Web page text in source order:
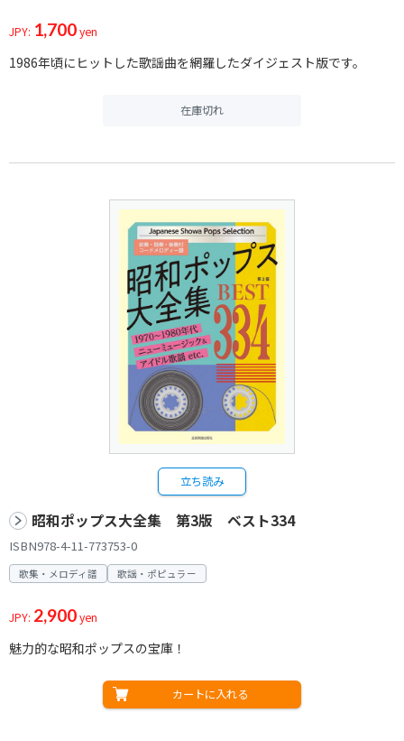
JPY: 1,700yen
1986年頃にヒットした歌謡曲を網羅したダイジェスト版です。
在庫切れ
立ち読み
昭和ポップス大全集 第3版 ベスト334
ISBN978-4-11-773753-0
歌集・メロディ譜 歌謡・ポピュラー
JPY: 2,900yen
魅力的な昭和ポップスの宝庫！
カートに入れる